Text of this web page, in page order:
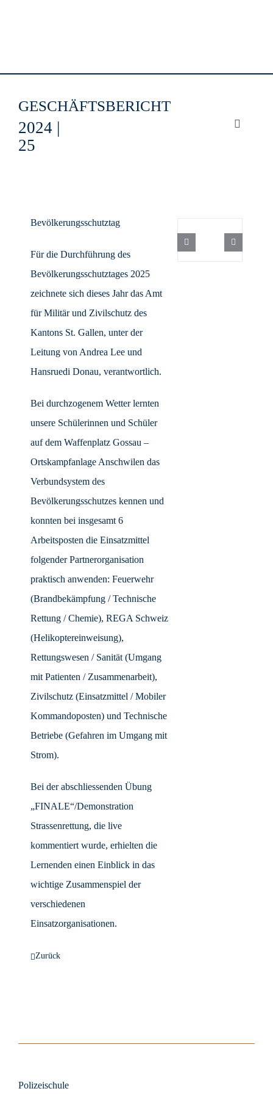
GESCHÄFTSBERICHT
2024 |
25
Toggle
Bevölkerungsschutztag
Für die Durchführung des
Bevölkerungsschutztages 2025
zeichnete sich dieses Jahr das Amt
für Militär und Zivilschutz des
Kantons St. Gallen, unter der
Leitung von Andrea Lee und
Hansruedi Donau, verantwortlich.
Bei durchzogenem Wetter lernten
unsere Schülerinnen und Schüler
auf dem Waffenplatz Gossau –
Ortskampfanlage Anschwilen das
Verbundsystem des
Bevölkerungsschutzes kennen und
konnten bei insgesamt 6
Arbeitsposten die Einsatzmittel
folgender Partnerorganisation
praktisch anwenden: Feuerwehr
(Brandbekämpfung / Technische
Rettung / Chemie), REGA Schweiz
(Helikoptereinweisung),
Rettungswesen / Sanität (Umgang
mit Patienten / Zusammenarbeit),
Zivilschutz (Einsatzmittel / Mobiler
Kommandoposten) und Technische
Betriebe (Gefahren im Umgang mit
Strom).
Bei der abschliessenden Übung
„FINALE“/Demonstration
Strassenrettung, die live
kommentiert wurde, erhielten die
Lernenden einen Einblick in das
wichtige Zusammenspiel der
verschiedenen
Einsatzorganisationen.
Zurück
Polizeischule